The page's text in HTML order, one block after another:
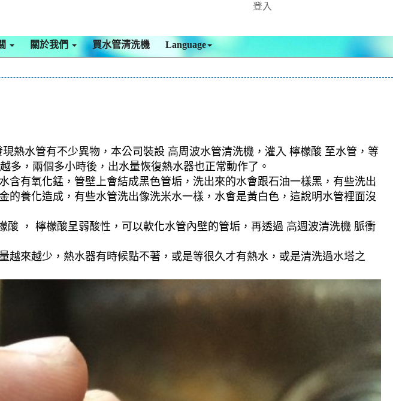
登入
關於我們 買水管清洗機 Language
熱水管有不少異物，本公司裝設 高周波水管清洗機，灌入 檸檬酸 至水管，等
多，兩個多小時後，出水量恢復熱水器也正常動作了。
有氧化錳，管壁上會結成黑色管垢，洗出來的水會跟石油一樣黑，有些洗出
養化造成，有些水管洗出像洗米水一樣，水會是黃白色，這說明水管裡面沒
， 檸檬酸呈弱酸性，可以軟化水管內壁的管垢，再透過 高週波清洗機 脈衝
來越少，熱水器有時候點不著，或是等很久才有熱水，或是清洗過水塔之